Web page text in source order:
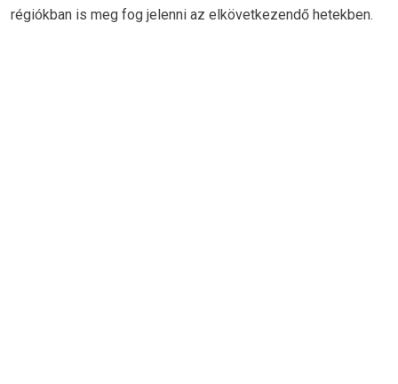
régiókban is meg fog jelenni az elkövetkezendő hetekben.